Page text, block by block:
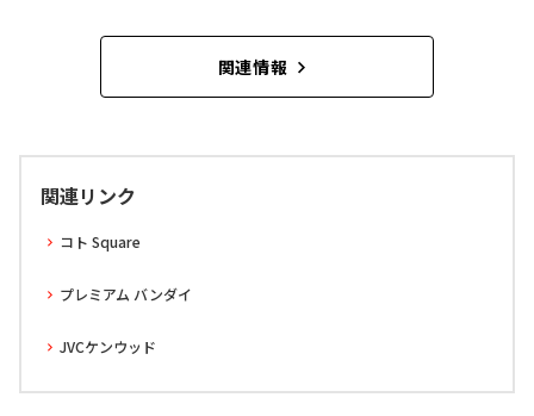
関連情報
関連リンク
コト Square
プレミアム バンダイ
JVCケンウッド